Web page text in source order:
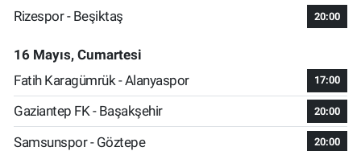
Rizespor - Beşiktaş
20:00
16 Mayıs, Cumartesi
Fatih Karagümrük - Alanyaspor
17:00
Gaziantep FK - Başakşehir 20:00
Samsunspor - Göztepe 20:00